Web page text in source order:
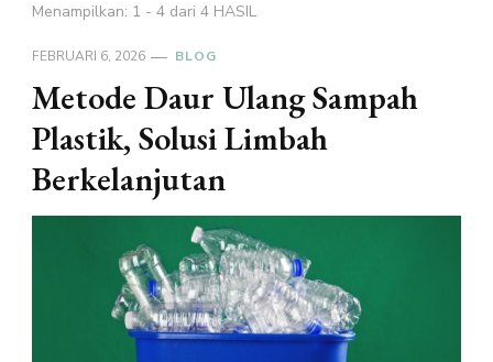
Menampilkan: 1 - 4 dari 4 HASIL
FEBRUARI 6, 2026 BLOG
Metode Daur Ulang Sampah
Plastik, Solusi Limbah
Berkelanjutan